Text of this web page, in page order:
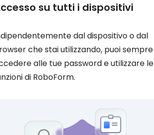
su tutti i dispositivi
dal dispositivo o dal
che stai utilizzando, puoi sempre
alle tue password e utilizzare le
di RoboForm.